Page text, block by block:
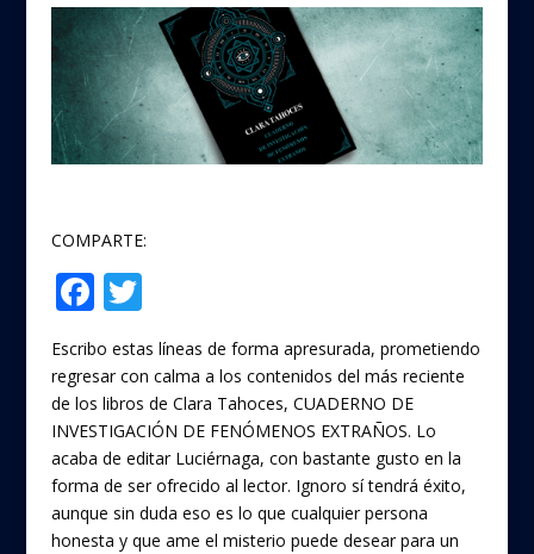
COMPARTE:
F
ac
e
b
o
o
k
T
w
itt
er
Escribo estas líneas de forma apresurada, prometiendo
regresar con calma a los contenidos del más reciente
de los libros de Clara Tahoces, CUADERNO DE
INVESTIGACIÓN DE FENÓMENOS EXTRAÑOS. Lo
acaba de editar Luciérnaga, con bastante gusto en la
forma de ser ofrecido al lector. Ignoro sí tendrá éxito,
aunque sin duda eso es lo que cualquier persona
honesta y que ame el misterio puede desear para un